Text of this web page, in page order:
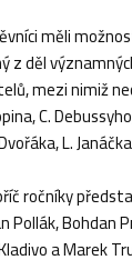
měli
z děl
mezi nimiž
C.
L.
ročníky
Pollák, Bohdan
a Marek